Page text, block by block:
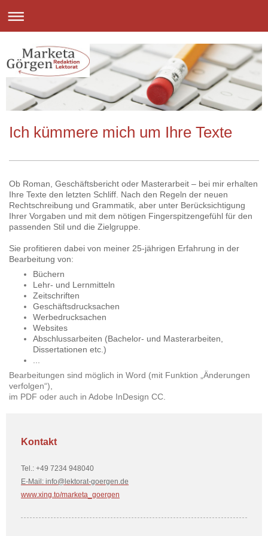
Ich kümmere mich um Ihre Texte
Ob Roman, Geschäftsbericht oder Masterarbeit – bei mir erhalten
Ihre Texte den letzten Schliff. Nach den Regeln der neuen
Rechtschreibung und Grammatik, aber unter Berücksichtigung
Ihrer Vorgaben und mit dem nötigen Fingerspitzengefühl für den
passenden Stil und die Zielgruppe.
Sie profitieren dabei von meiner 25-jährigen Erfahrung in der
Bearbeitung von:
Büchern
Lehr- und Lernmitteln
Zeitschriften
Geschäftsdrucksachen
Werbedrucksachen
Websites
Abschlussarbeiten (Bachelor- und Masterarbeiten,
Dissertationen etc.)
Bearbeitungen sind möglich in Word (mit Funktion „Änderungen
verfolgen“),
im PDF oder auch in Adobe InDesign CC.
Kontakt
Tel.: +49 7234 948040
E-Mail: info@lektorat-goergen.de
www.xing.to/marketa_goergen